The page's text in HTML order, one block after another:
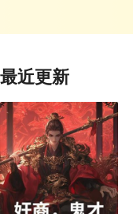
最近更新